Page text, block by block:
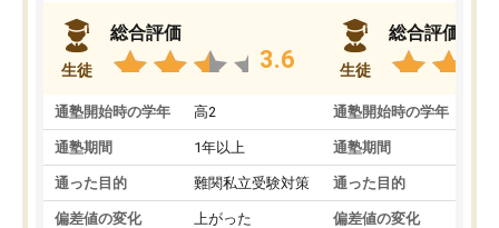
生徒
総合評価
3.6
通塾開始時の学年 高2
通塾期間 1年以上
通った目的 難関私立受験対策
偏差値の変化 上がった
生徒
総合評価
通塾開始時の学年
通塾期間
通った目的
偏差値の変化